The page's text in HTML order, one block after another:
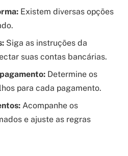
Existem diversas opções
Siga as instruções da
suas contas bancárias.
Determine os
para cada pagamento.
Acompanhe os
e ajuste as regras